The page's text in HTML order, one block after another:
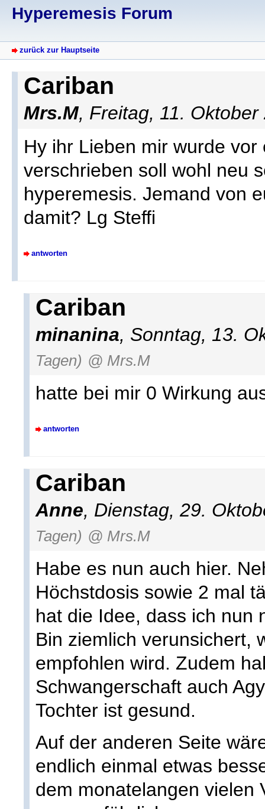
Hyperemesis Forum
zurück zur Hauptseite
Cariban
Mrs.M, Freitag, 11.
Hy ihr Lieben mir wurde
verschrieben soll wohl neu
hyperemesis. Jemand von
damit? Lg Steffi
antworten
Cariban
minanina, Sonntag, 13.
Tagen) @ Mrs.M
hatte bei mir 0 Wirkung
antworten
Cariban
Anne, Dienstag, 29.
Tagen) @ Mrs.M
Habe es nun auch hier.
Höchstdosis sowie 2 mal
hat die Idee, dass ich nun
Bin ziemlich verunsichert,
empfohlen wird. Zudem
Schwangerschaft auch
Tochter ist gesund.
Auf der anderen Seite
endlich einmal etwas
dem monatelangen vielen